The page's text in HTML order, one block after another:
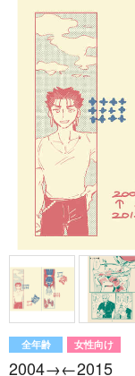
全年齢 女性向け
2004→←2015